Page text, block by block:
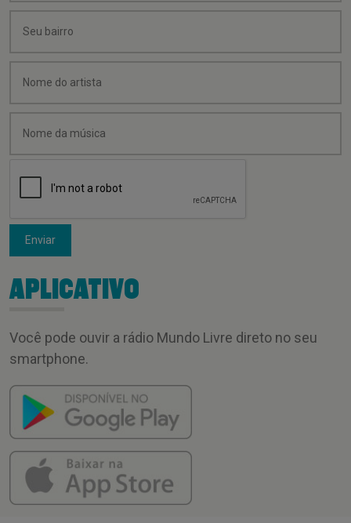
Enviar
APLICATIVO
Você pode ouvir a rádio Mundo Livre direto no seu
smartphone.